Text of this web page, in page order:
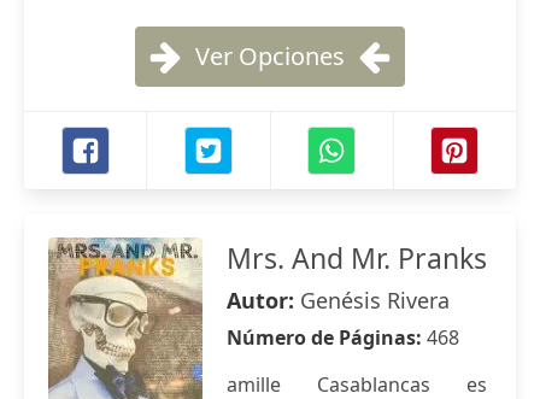
Ver Opciones
Mrs. And Mr. Pranks
Autor: Genésis Rivera
Número de Páginas: 468
amille Casablancas es